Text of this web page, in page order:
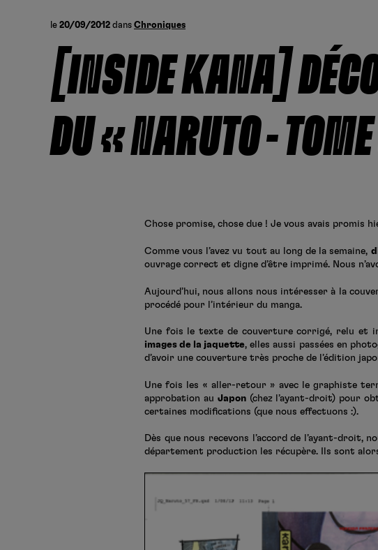
le 20/09/2012 dans Chroniques
[INSIDE KANA]
DU « NARUTO –
Chose promise, chose due ! Je vous avais promis
Comme vous l’avez vu tout au long de la semaine,
ouvrage correct et digne d’être imprimé. Nous
Aujourd’hui, nous allons nous intéresser à la
procédé pour l’intérieur du manga.
Une fois le texte de couverture corrigé, relu et
images de la jaquette, elles aussi passées en
d’avoir une couverture très proche de l’édition
Une fois les « aller-retour » avec le graphiste
approbation au Japon(chez l’ayant-droit) pour
certaines modifications (que nous effectuons :).
Dès que nous recevons l’accord de l’ayant-droit,
département production les récupère. Ils sont